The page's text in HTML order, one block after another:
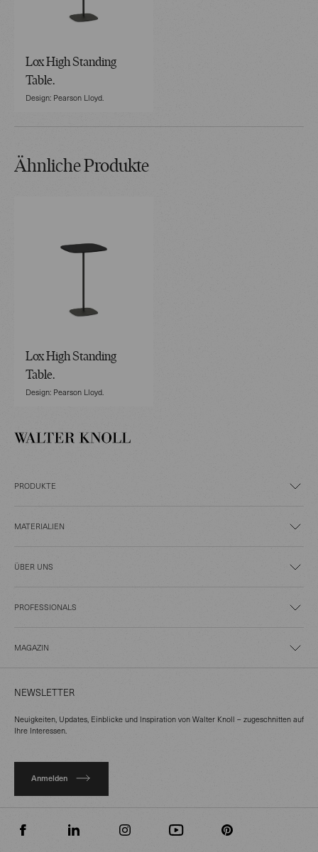
Lox High Standing
Table.
Design: Pearson Lloyd.
Ähnliche Produkte
Lox High Standing
Table.
Design: Pearson Lloyd.
PRODUKTE
MATERIALIEN
ÜBER UNS
PROFESSIONALS
MAGAZIN
NEWSLETTER
Neuigkeiten, Updates, Einblicke und Inspiration von Walter Knoll – zugeschnitten auf
Ihre Interessen.
Anmelden